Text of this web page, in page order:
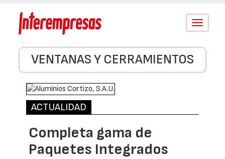
Conmutar
VENTANAS Y CERRAMIENTOS
ACTUALIDAD
Completa gama de
Paquetes Integrados